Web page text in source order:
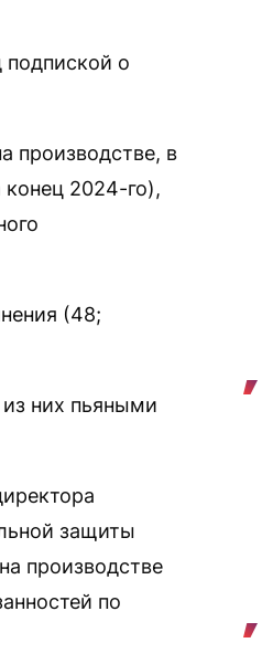
подпиской о
производстве, в
конец 2024-го),
(48;
из них пьяными
защиты
производстве
по